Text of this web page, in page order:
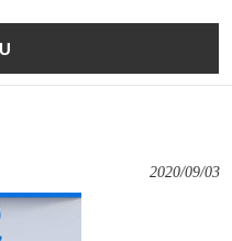
2020/09/03